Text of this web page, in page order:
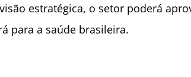
estratégica, o setor poderá
para a saúde brasileira.